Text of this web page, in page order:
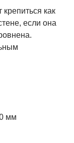
как
если она
мм